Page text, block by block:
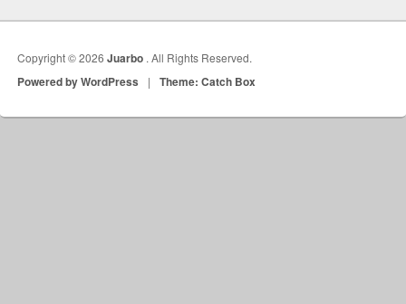
Copyright © 2026Juarbo . All Rights Reserved.
Powered by WordPress | Theme: Catch Box